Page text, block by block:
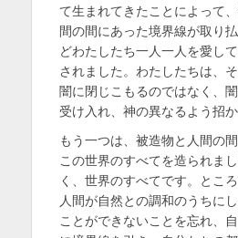
て生まれてきたことによって
間の間にあった境界線が取り
どわたしたち一人一人を愛し
されました。わたしたちは、
闇に閉じこもるのではなく、
受け入れ、神の異なるよう招か
もう一つは、被造物と人間の
この世界のすべてを造られま
く、世界のすべてです。とこ
人間が自然との調和のうちに
ことができないことを忘れ、